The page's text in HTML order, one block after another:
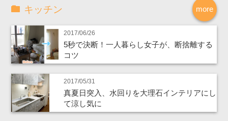
more
キッチン
2017/06/26
5秒で決断！一人暮らし女子が、断捨離する
コツ
2017/05/31
真夏日突入、水回りを大理石インテリアにし
て涼し気に